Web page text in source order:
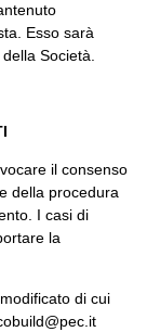
Esso sarà
Società.
il consenso
della procedura
I casi di
la
di cui